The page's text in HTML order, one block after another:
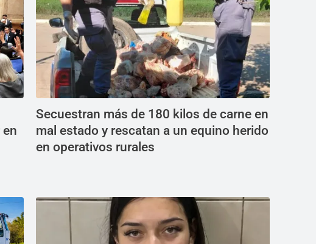
Secuestran más de 180 kilos de carne en
mal estado y rescatan a un equino herido
en operativos rurales